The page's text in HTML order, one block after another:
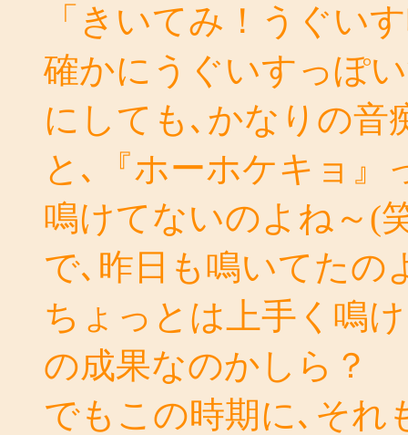
「きいてみ！うぐい
確かにうぐいすっぽ
にしても､かなりの音
と､『ホーホケキョ』
鳴けてないのよね～(
で､昨日も鳴いてたの
ちょっとは上手く鳴
の成果なのかしら？
でもこの時期に､そ